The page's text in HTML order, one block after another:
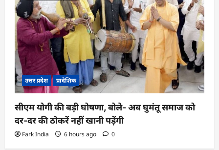
उत्तर प्रदेश प्रादेशिक
सीएम योगी की बड़ी घोषणा, बोले- अब घुमंतू समाज को
दर-दर की ठोकरें नहीं खानी पड़ेंगी
Fark India 6 hours ago 0